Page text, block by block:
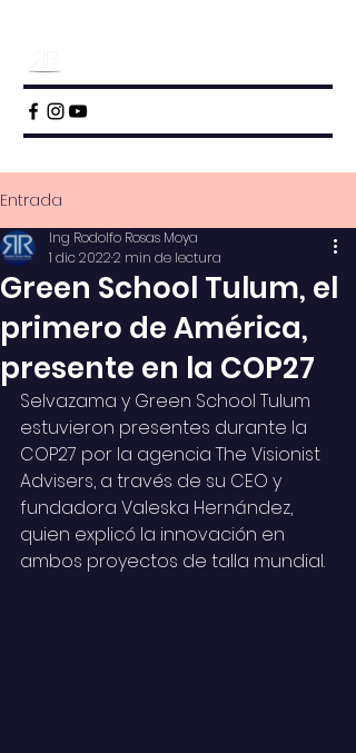
Entrada
Green School Tulum, el
primero de América,
presente en la COP27
Ing Rodolfo Rosas Moya
1 dic 20222 min de lectura
Selvazama y Green School Tulum
estuvieron presentes durante la
COP27 por la agencia The Visionist
Advisers, a través de su CEO y
fundadora Valeska Hernández,
quien explicó la innovación en
ambos proyectos de talla mundial.